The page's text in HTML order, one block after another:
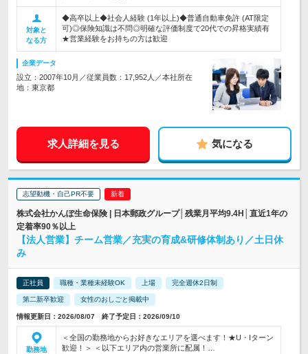
対象と
なる方
◆高卒以上◆社会人経験 (1年以上)◆普通自動車免許 (AT限定
可)◎保険知識は不問◎明確な評価制度で20代での昇格実績有
★営業経験をお持ちの方は歓迎
企業データ
設立：2007年10月／従業員数：17,952人／本社所在
地：東京都
求人詳細を見る 気になる
志望動機・自己PR不要
株式会社かんぽ生命保険 | 日本郵政グループ│残業月平均9.4H│直近1年の
定着率90％以上
【法人営業】チーム営業／充実の育成&研修体制あり／土日休
み
正社員 職種・業種未経験OK 上場 完全週休2日制
第二新卒歓迎 女性のおしごと掲載中
情報更新日：2026/08/07 終了予定日：2026/09/10
勤務地
＜全国の勤務地からお好きなエリアを選べます！★U・Iターン
歓迎！＞ ＜以下エリア内の営業所に配属！…